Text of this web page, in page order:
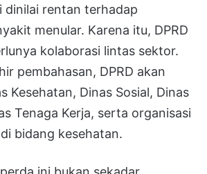
dinilai rentan terhadap
menular. Karena itu, DPRD
kolaborasi lintas sektor.
pembahasan, DPRD akan
Kesehatan, Dinas Sosial, Dinas
Tenaga Kerja, serta organisasi
bidang kesehatan.